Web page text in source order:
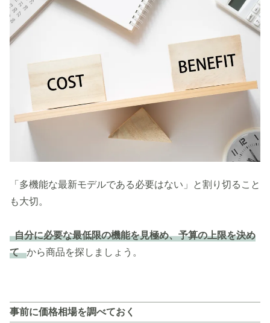
「多機能な最新モデルである必要はない」と割り切ること
も大切。
自分に必要な最低限の機能を見極め、予算の上限を決め
て から商品を探しましょう。
事前に価格相場を調べておく